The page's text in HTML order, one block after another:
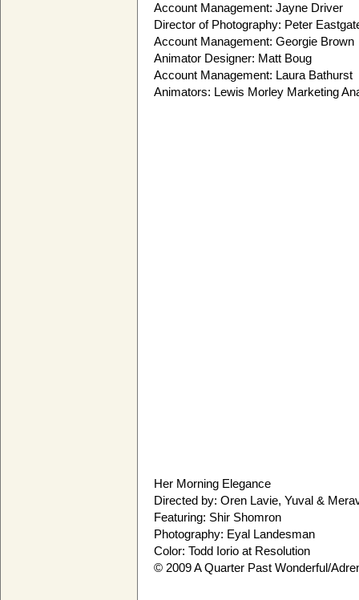
Account Management: Jayne Driver
Director of Photography: Peter
Account Management: Georgie Brown
Animator Designer: Matt Boug
Account Management: Laura Bathurst
Animators: Lewis Morley Marketing
Her Morning Elegance
Directed by: Oren Lavie, Yuval &
Featuring: Shir Shomron
Photography: Eyal Landesman
Color: Todd Iorio at Resolution
© 2009 A Quarter Past Wonderful/